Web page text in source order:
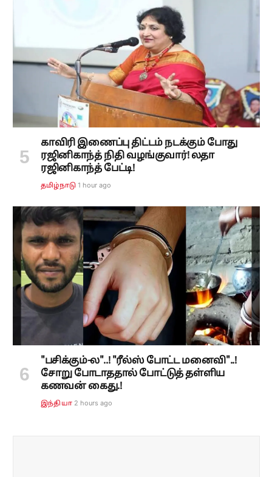
காவிரி இணைப்பு திட்டம் நடக்கும் போது
ரஜினிகாந்த் நிதி வழங்குவார்! லதா
ரஜினிகாந்த் பேட்டி!
தமிழ்நாடு 1 hour ago
"பசிக்கும்-ல"..! "ரீல்ஸ் போட்ட மனைவி"..!
சோறு போடாததால் போட்டுத் தள்ளிய
கணவன் கைது.!
இந்தியா 2 hours ago